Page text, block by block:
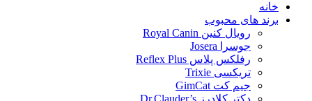
خانه
برند های محبوب
رویال کنین Royal Canin
جوسرا Josera
رفلکس پلاس Reflex Plus
تریکسی Trixie
جیم کت GimCat